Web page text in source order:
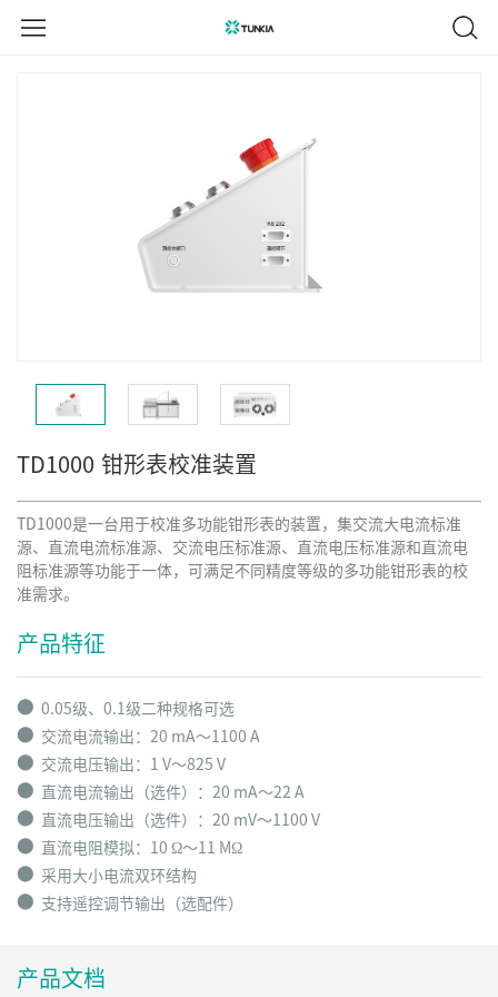
TD1000 钳形表校准装置
TD1000是一台用于校准多功能钳形表的装置，集交流大电流标准
源、直流电流标准源、交流电压标准源、直流电压标准源和直流电
阻标准源等功能于一体，可满足不同精度等级的多功能钳形表的校
准需求。
产品特征
⬤ 0.05级、0.1级二种规格可选
⬤ 交流电流输出：20 mA～1100 A
⬤ 交流电压输出：1 V～825 V
⬤ 直流电流输出（选件）：20 mA～22 A
⬤ 直流电压输出（选件）：20 mV～1100 V
⬤ 直流电阻模拟：10 Ω～11 MΩ
⬤ 采用大小电流双环结构
⬤ 支持遥控调节输出（选配件）
产品文档